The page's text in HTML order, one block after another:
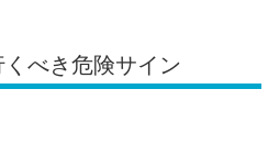
べき危険サイン